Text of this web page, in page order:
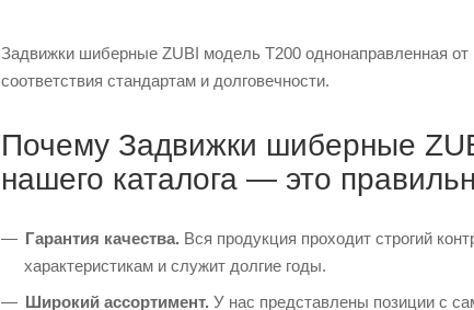
Задвижки шиберные ZUBI модель Т200 однонаправленная от
соответствия стандартам и долговечности.
Почему Задвижки шиберные
нашего каталога — это
Гарантия качества. Вся продукция проходит строгий
характеристикам и служит долгие годы.
Широкий ассортимент. У нас представлены позиции с